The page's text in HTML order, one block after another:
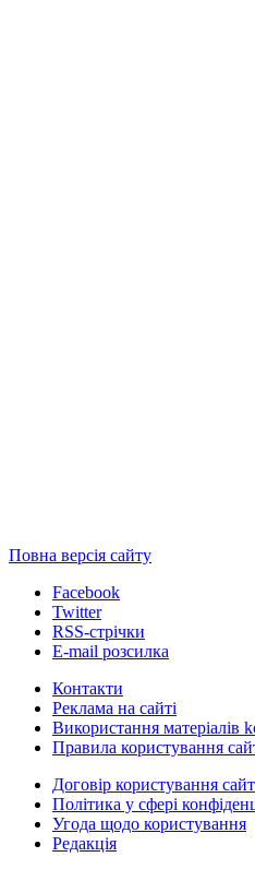
Повна версія сайту
Facebook
Twitter
RSS-стрічки
E-mail розсилка
Контакти
Реклама на сайті
Використання матеріалів
Правила користування
Договір користування
Політика у сфері
Угода щодо користування
Редакція